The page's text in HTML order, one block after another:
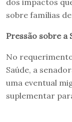
sobre famílias
Pressão sobre a
No
Saúde, a
uma eventual
suplementar